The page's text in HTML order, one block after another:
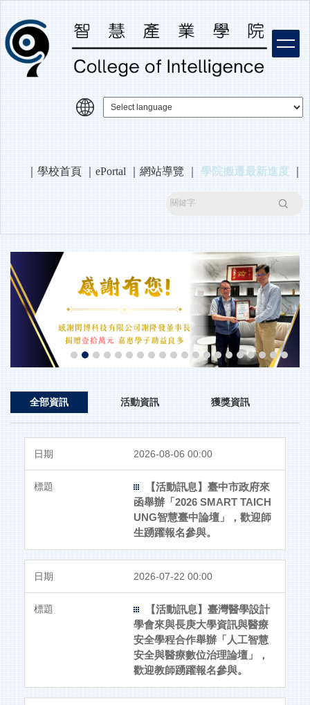
到
主
要
學校首頁 ePortal 網站導覽 學院搬遷最新進度
搜尋
全部資訊 活動資訊 獲獎資訊
2026-08-06 00:00
【活動訊息】臺中市政府來
函舉辦「2026 SMART TAICH
UNG智慧臺中論壇」，歡迎師
生踴躍報名參與。
2026-07-22 00:00
【活動訊息】臺灣醫學設計
學會來與長庚大學資訊與醫療
安全學程合作舉辦「人工智慧
安全與醫療數位治理論壇」，
歡迎教師踴躍報名參與。